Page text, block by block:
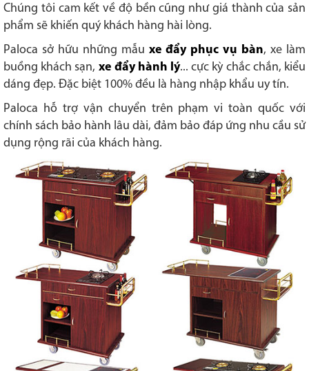
Chúng tôi cam kết về độ bền cũng như giá thành của sản
phẩm sẽ khiến quý khách hàng hài lòng.
Paloca sở hữu những mẫu xe đẩy phục vụ bàn, xe làm
buồng khách sạn, xe đẩy hành lý... cực kỳ chắc chắn, kiểu
dáng đẹp. Đặc biệt 100% đều là hàng nhập khẩu uy tín.
Paloca hỗ trợ vận chuyển trên phạm vi toàn quốc với
chính sách bảo hành lâu dài, đảm bảo đáp ứng nhu cầu sử
dụng rộng rãi của khách hàng.